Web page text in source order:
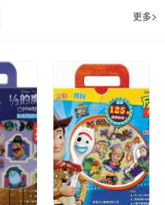
更多>